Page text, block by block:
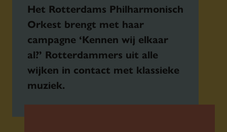
Het Rotterdams Philharmonisch
Orkest brengt met haar
campagne ‘Kennen wij elkaar
al?’ Rotterdammers uit alle
wijken in contact met klassieke
muziek.